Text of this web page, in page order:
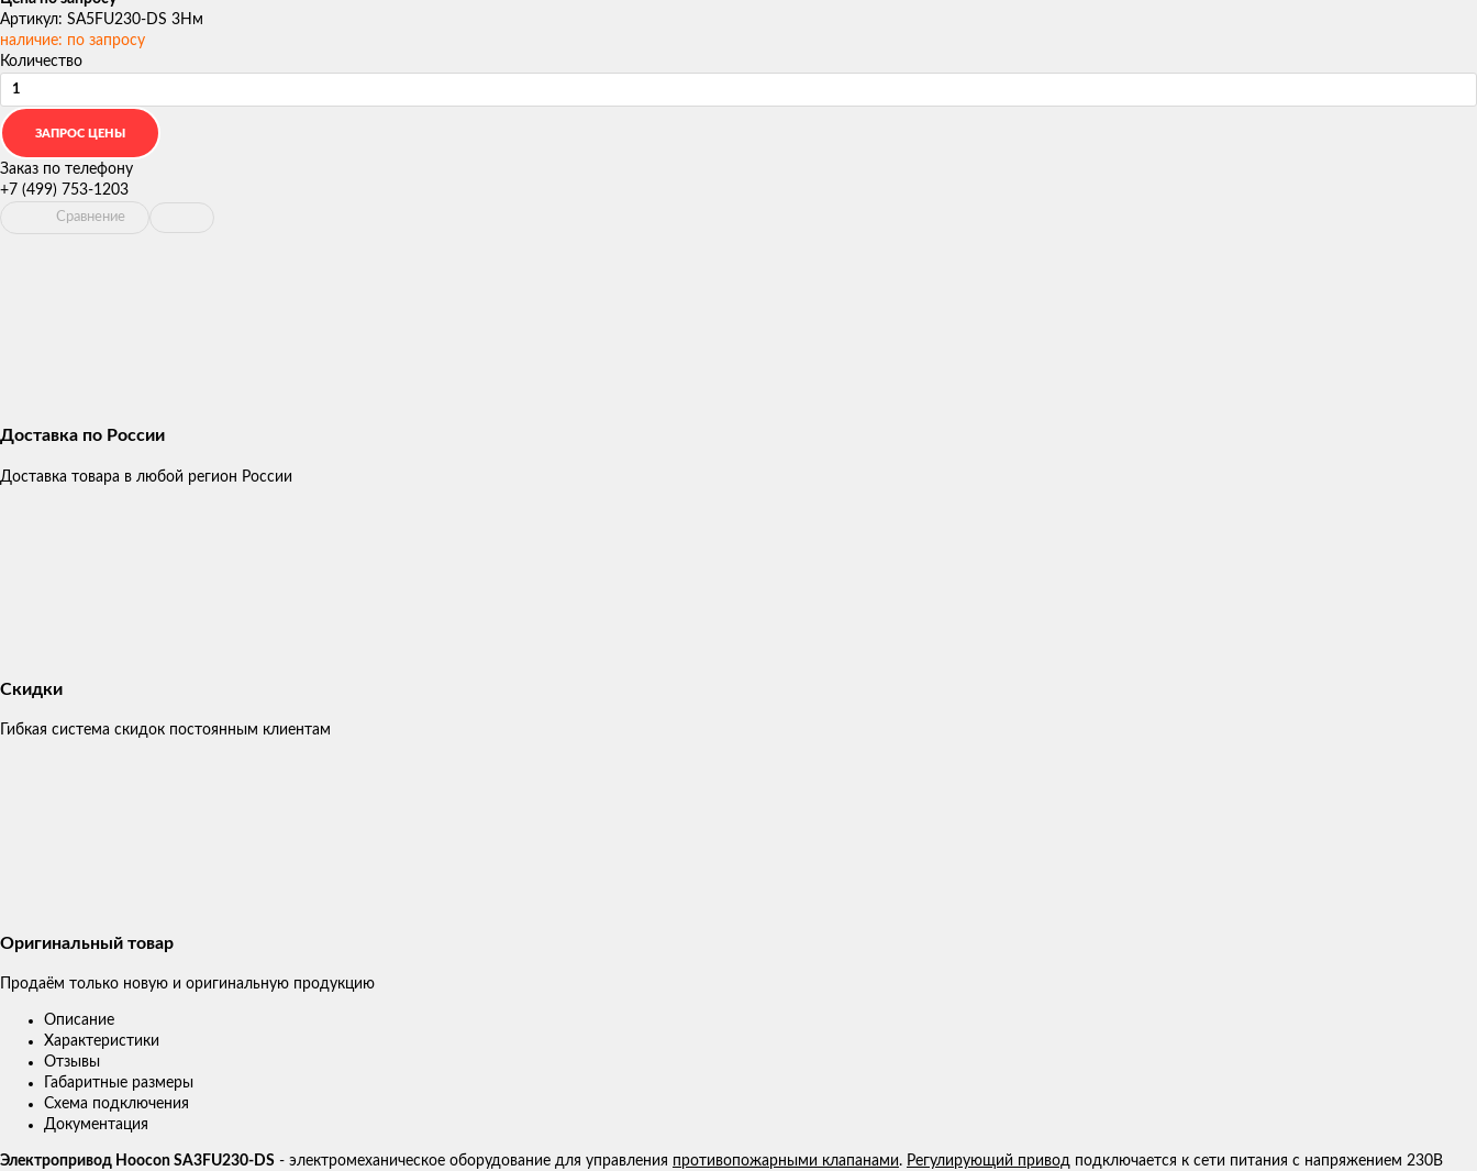
Артикул: SA5FU230-DS 3Нм
наличие: по запросу
Количество
Заказ по телефону
+7 (499) 753-1203
Сравнение
Доставка по России
Доставка товара в любой регион России
Скидки
Гибкая система скидок постоянным клиентам
Оригинальный товар
Продаём только новую и оригинальную продукцию
Описание
Характеристики
Отзывы
Габаритные размеры
Схема подключения
Документация
Электропривод Hoocon SA3FU230-DS - электромеханическое оборудование для управления противопожарными клапанами. Регулирующий привод подключается к сети питания с напряжением 230В